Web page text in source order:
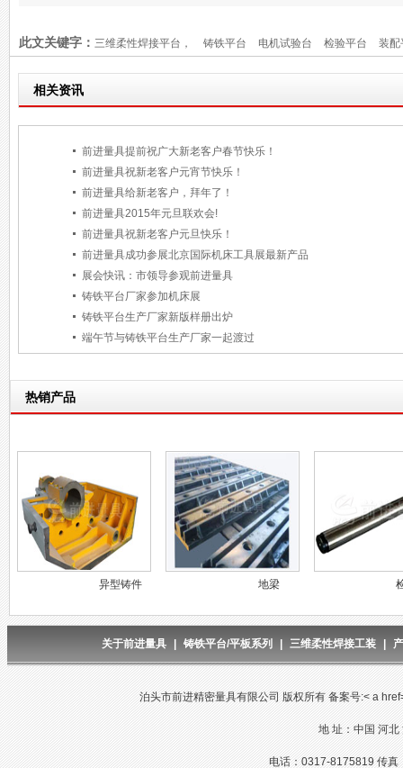
此文关键字： 三维柔性焊接平台， 铸铁平台 电机试验台 检验平台 装配
相关资讯
前进量具提前祝广大新老客户春节快乐！
前进量具祝新老客户元宵节快乐！
前进量具给新老客户，拜年了！
前进量具2015年元旦联欢会!
前进量具祝新老客户元旦快乐！
前进量具成功参展北京国际机床工具展最新产品
展会快讯：市领导参观前进量具
铸铁平台厂家参加机床展
铸铁平台生产厂家新版样册出炉
端午节与铸铁平台生产厂家一起渡过
热销产品
异型铸件 地梁
关于前进量具 铸铁平台/平板系列 三维柔性焊接工装
泊头市前进精密量具有限公司 版权所有 备案号:< a
地 址：中国 河
电话：0317-8175819 传